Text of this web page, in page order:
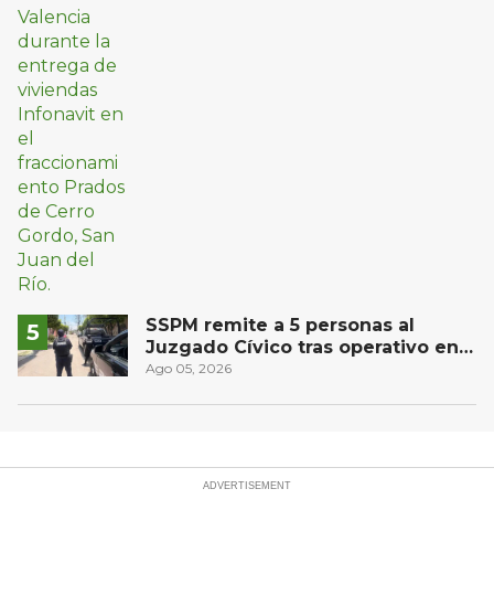
SSPM remite a 5 personas al
Juzgado Cívico tras operativo en
San Juan del Río
Ago 05, 2026